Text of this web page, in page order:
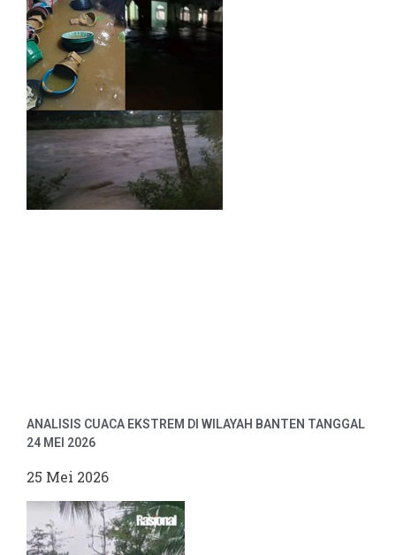
ANALISIS CUACA EKSTREM DI WILAYAH BANTEN TANGGAL
24 MEI 2026
25 Mei 2026